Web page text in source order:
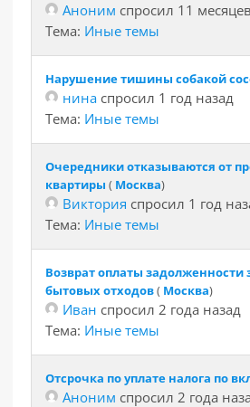
Аноним спросил 11
Тема: Иные темы
Нарушение тишины собакой
нина спросил 1 год назад
Тема: Иные темы
Очередники отказываются от
квартиры ( Москва)
Виктория спросил 1 год
Тема: Иные темы
Возврат оплаты задолженности
бытовых отходов( Москва)
Иван спросил 2 года назад
Тема: Иные темы
Отсрочка по уплате налога по
Аноним спросил 2 года